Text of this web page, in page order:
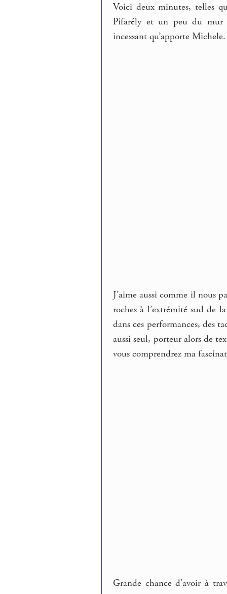
Voici deux minutes, telles
Pifarély et un peu du mur
incessant qu’apporte Michele.
J’aime aussi comme il nous
roches à l’extrémité sud de
dans ces performances, des
aussi seul, porteur alors de
vous comprendrez ma
Grande chance d’avoir à